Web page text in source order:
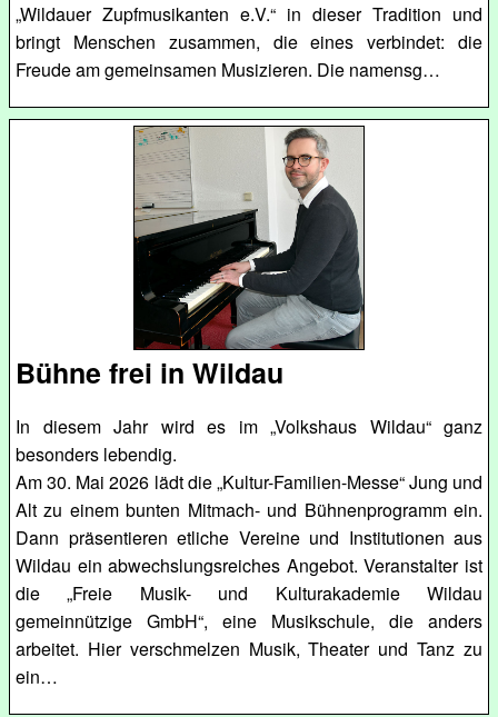
„Wildauer Zupfmusikanten e.V.“ in dieser Tradition und
bringt Menschen zusammen, die eines verbindet: die
Freude am gemeinsamen Musizieren. Die namensg…
Bühne frei in Wildau
In diesem Jahr wird es im „Volkshaus Wildau“ ganz
besonders lebendig.
Am 30. Mai 2026 lädt die „Kultur-Familien-Messe“ Jung und
Alt zu einem bunten Mitmach- und Bühnenprogramm ein.
Dann präsentieren etliche Vereine und Institutionen aus
Wildau ein abwechslungsreiches Angebot. Veranstalter ist
die „Freie Musik- und Kulturakademie Wildau
gemeinnützige GmbH“, eine Musikschule, die anders
arbeitet. Hier verschmelzen Musik, Theater und Tanz zu
ein…